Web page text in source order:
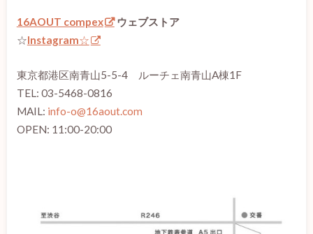
16AOUT compex
ウェブストア
☆Instagram☆
東京都港区南青山5-5-4 ルーチェ南青山A棟1F
TEL: 03-5468-0816
MAIL: info-o@16aout.com
OPEN: 11:00-20:00